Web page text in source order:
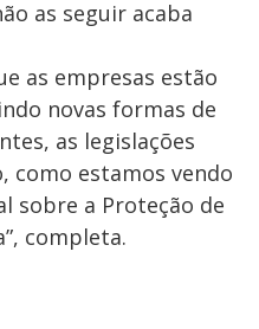
as seguir acaba
as empresas estão
novas formas de
as legislações
como estamos vendo
sobre a Proteção de
completa.